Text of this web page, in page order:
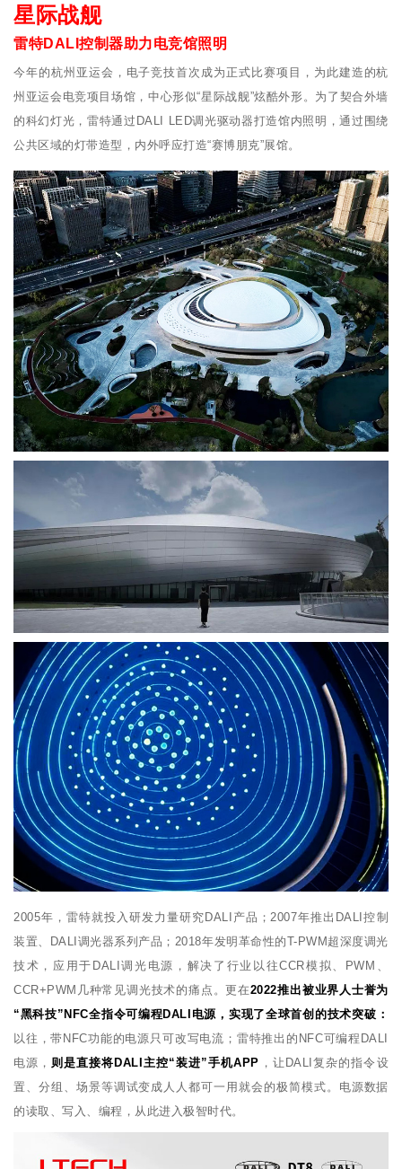
星际战舰
雷特DALI控制器助力电竞馆照明
今年的杭州亚运会，电子竞技首次成为正式比赛项目，为此建造的杭
州亚运会电竞项目场馆，中心形似“星际战舰”炫酷外形。为了契合外墙
的科幻灯光，雷特通过DALI LED调光驱动器打造馆内照明，通过围绕
公共区域的灯带造型，内外呼应打造“赛博朋克”展馆。
2005年，雷特就投入研发力量研究DALI产品；2007年推出DALI控制
装置、DALI调光器系列产品；2018年发明革命性的T-PWM超深度调光
技术，应用于DALI调光电源，解决了行业以往CCR模拟、PWM、
CCR+PWM几种常见调光技术的痛点。更在2022推出被业界人士誉为
“黑科技”NFC全指令可编程DALI电源，实现了全球首创的技术突破：
以往，带NFC功能的电源只可改写电流；雷特推出的NFC可编程DALI
电源， 则是直接将DALI主控“装进”手机APP ，让DALI复杂的指令设
置、分组、场景等调试变成人人都可一用就会的极简模式。电源数据
的读取、写入、编程，从此进入极智时代。